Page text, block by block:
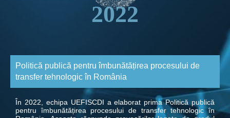
2022
Politică publică pentru îmbunătățirea procesului de
transfer tehnologic în România
În 2022, echipa UEFISCDI a elaborat prima Politică publică
pentru îmbunătățirea procesului de transfer tehnologic în